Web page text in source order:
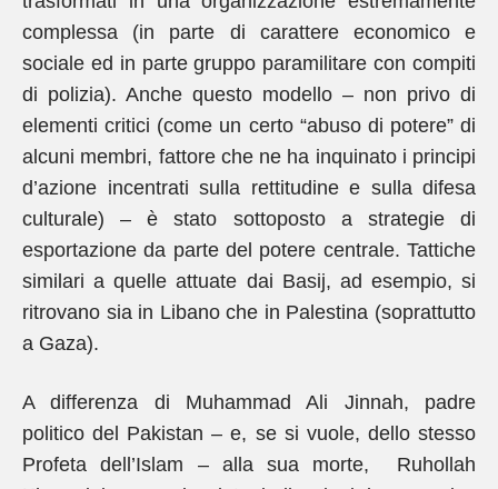
complessa (in parte di carattere economico e
sociale ed in parte gruppo paramilitare con compiti
di polizia). Anche questo modello – non privo di
elementi critici (come un certo “abuso di potere” di
alcuni membri, fattore che ne ha inquinato i principi
d’azione incentrati sulla rettitudine e sulla difesa
culturale) – è stato sottoposto a strategie di
esportazione da parte del potere centrale. Tattiche
similari a quelle attuate dai Basij, ad esempio, si
ritrovano sia in Libano che in Palestina (soprattutto
a Gaza).
A differenza di Muhammad Ali Jinnah, padre
politico del Pakistan – e, se si vuole, dello stesso
Profeta dell’Islam – alla sua morte, Ruhollah